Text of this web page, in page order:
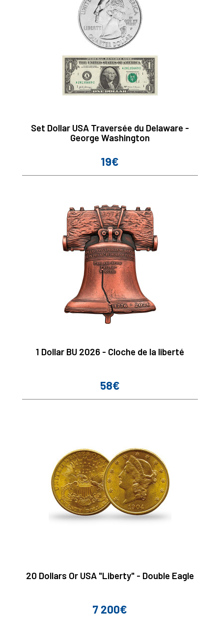
Set Dollar USA Traversée du Delaware -
George Washington
Prix
19€
1 Dollar BU 2026 - Cloche de la liberté
Prix
58€
20 Dollars Or USA "Liberty" - Double Eagle
Prix
7 200€